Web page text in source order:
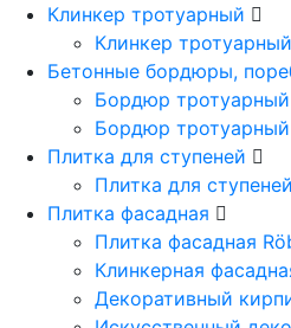
Клинкер тротуарный
Клинкер
Бетонные бордюры,
Бордюр тротуарный
Бордюр
Плитка для ступеней
Плитка для
Плитка фасадная
Плитка фасадная
Клинкерная
Декоративный